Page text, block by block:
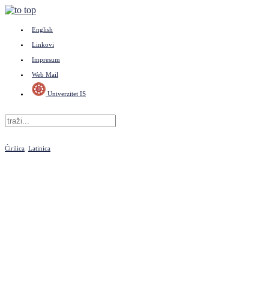
English
Linkovi
Impresum
Web Mail
Univerzitet IS
Ćirilica Latinica